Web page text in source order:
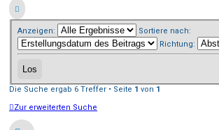
Anzeigen:
Sortiere nach:
Richtung:
Die Suche ergab 6 Treffer • Seite 1 von 1
Zur erweiterten Suche